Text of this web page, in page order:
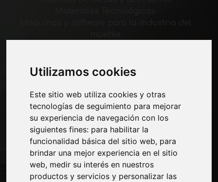
Utilizamos cookies
Este sitio web utiliza cookies y otras
tecnologías de seguimiento para mejorar
su experiencia de navegación con los
siguientes fines: para habilitar la
funcionalidad básica del sitio web, para
brindar una mejor experiencia en el sitio
web, medir su interés en nuestros
productos y servicios y personalizar las
Paginas
Quienes somos
Corte-comercial
Contactos
Exposiciones
Journal
Presentarte
Privacidad
Mapa del sitio